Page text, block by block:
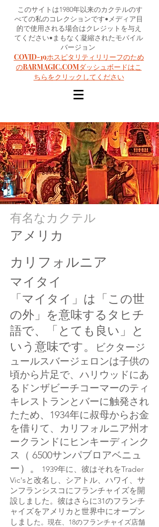
このサイトは1980年以来のカクテルのす
べての私のコレクションです•メディア目
的で使用される場合はクレジットを与え
てください•まもなく凝縮されたモバイル
バージョン
COVID-19ホスピタリティリリーフのため
のBARMAGIC.COMダッシュボードはこ
ちらをクリックしてください
有名なカクテル
アメリカ
カリフォルニア
マイタイ
「マイタイ」は「この世
の外」を意味するタヒチ
語で、「とても良い」と
いう意味です。
ビクタージ
ュールスバージェロンは子供の
頃から片足で、ハリウッドにあ
るドンザビーチコーマーのティ
キレストランとバーに触発され
たため、1934年に叔母からお金
を借りて、カリフォルニア州オ
ークランドにヒンキーディンク
ス（ 6500サンパブロアベニュ
ー）。
1939年に、彼はそれをTrader
Vic'sと改名し、シアトル、ハワイ、サ
ンフランシスコにフランチャイズを開
設しました。彼はさらに31のフランチ
ャイズをアメリカと世界中にオープン
しました。現在、18のフランチャイズ店舗